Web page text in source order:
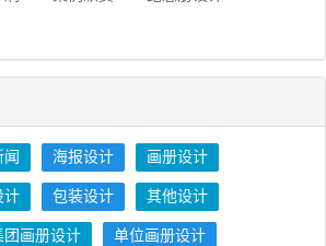
海报设计 画册设计
计 包装设计 其他设计
团画册设计 单位画册设计